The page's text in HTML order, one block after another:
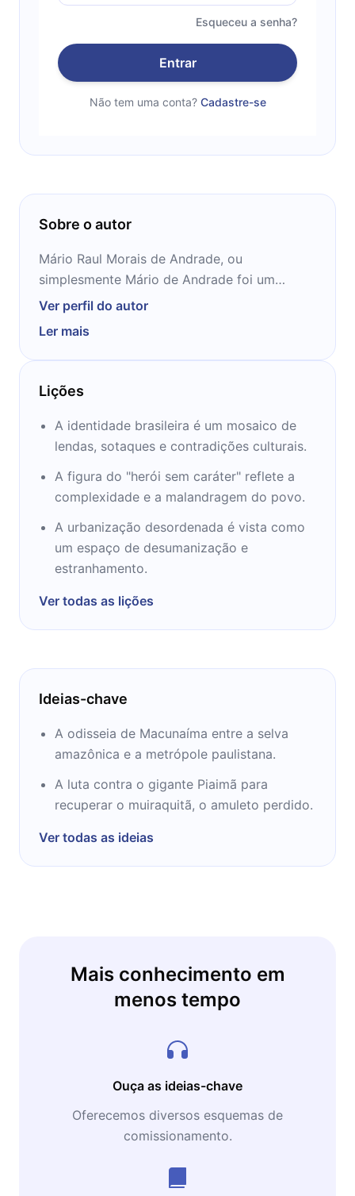
Esqueceu a senha?
Entrar
Não tem uma conta? Cadastre-se
Sobre o autor
Mário Raul Morais de Andrade, ou
simplesmente Mário de Andrade foi um
poeta, crítico literário, musicólogo, folclorista,
pioneiros da poesia moderna brasileira, tendo
escrito livros como Pauliéia Desvairada, e o
presente clássico - Macunaíma. Conheça
mais da obra deste mestre nos próximos 12
minutos.
Ver perfil do autor
Ler mais
Lições
A identidade brasileira é um mosaico de
lendas, sotaques e contradições culturais.
A figura do "herói sem caráter" reflete a
complexidade e a malandragem do povo.
A urbanização desordenada é vista como
um espaço de desumanização e
estranhamento.
Ver todas as lições
Ideias-chave
A odisseia de Macunaíma entre a selva
amazônica e a metrópole paulistana.
A luta contra o gigante Piaimã para
recuperar o muiraquitã, o amuleto perdido.
Ver todas as ideias
Mais conhecimento em
menos tempo
Ouça as ideias-chave
Oferecemos diversos esquemas de
comissionamento.